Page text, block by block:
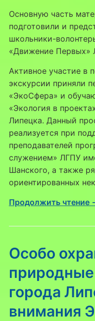
Основную часть
подготовили и
школьники-
«Движение Первых»
Активное участие в
экскурсии приняли
«ЭкоСфера» и
«Экология в
Липецка. Данный
реализуется при
преподавателей
служением» ЛГПУ
Шанского, а также
ориентированных
Продолжить чтение
Особо
города
внимания